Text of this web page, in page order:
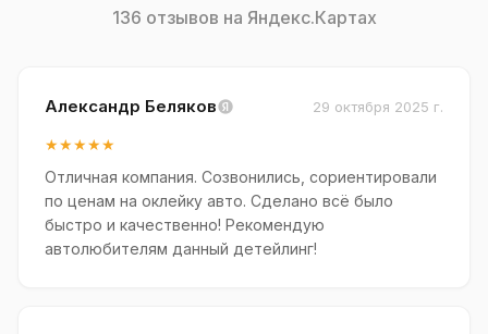
136 отзывов на Яндекс.Картах
Александр Беляков 29 октября 2025 г.
★★★★★
Отличная компания. Созвонились, сориентировали
по ценам на оклейку авто. Сделано всё было
быстро и качественно! Рекомендую
автолюбителям данный детейлинг!